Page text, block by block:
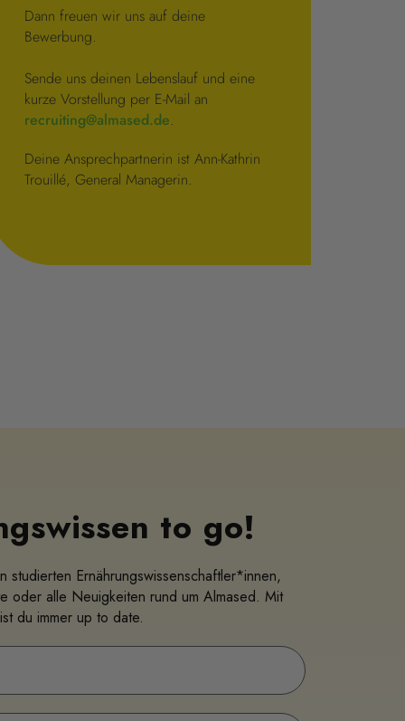
Dann freuen wir uns auf deine
Bewerbung.
Sende uns deinen Lebenslauf und eine
kurze Vorstellung per E-Mail an
recruiting@almased.de.
Deine Ansprechpartnerin ist Ann-Kathrin
Trouillé, General Managerin.
to go!
studierten Ernährungswissenschaftler*innen,
oder alle Neuigkeiten rund um Almased. Mit
du immer up to date.